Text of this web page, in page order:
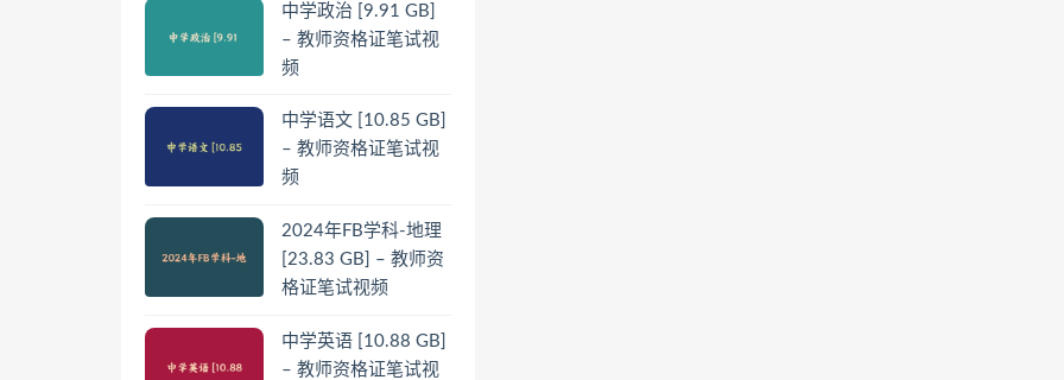
中学政治 [9.91 GB]
– 教师资格证笔试视
频
中学语文 [10.85 GB]
– 教师资格证笔试视
频
2024年FB学科-地理
[23.83 GB] – 教师资
格证笔试视频
中学英语 [10.88 GB]
– 教师资格证笔试视